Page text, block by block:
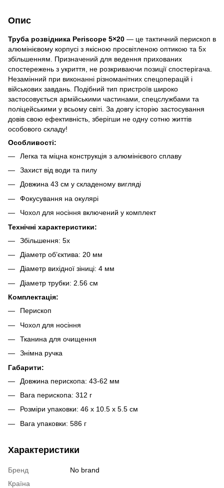
Опис
Труба розвідника Periscope 5×20 — це тактичний перископ в
алюмінієвому корпусі з якісною просвітленою оптикою та 5x
збільшенням. Призначений для ведення прихованих
спостережень з укриття, не розкриваючи позиції спостерігача.
Незамінний при виконанні різноманітних спецоперацій і
військових завдань. Подібний тип пристроїв широко
застосовується армійськими частинами, спецслужбами та
поліцейськими у всьому світі. За довгу історію застосування
довів свою ефективність, зберігши не одну сотню життів
особового складу!
Особливості:
Легка та міцна конструкція з алюмінієвого сплаву
Захист від води та пилу
Довжина 43 см у складеному вигляді
Фокусування на окулярі
Чохол для носіння включений у комплект
Технічні характеристики:
Збільшення: 5x
Діаметр об’єктива: 20 мм
Діаметр вихідної зіниці: 4 мм
Діаметр трубки: 2.56 см
Комплектація:
Перископ
Чохол для носіння
Тканина для очищення
Знімна ручка
Габарити:
Довжина перископа: 43-62 мм
Вага перископа: 312 г
Розміри упаковки: 46 x 10.5 x 5.5 см
Вага упаковки: 586 г
Характеристики
Бренд
No brand
Країна